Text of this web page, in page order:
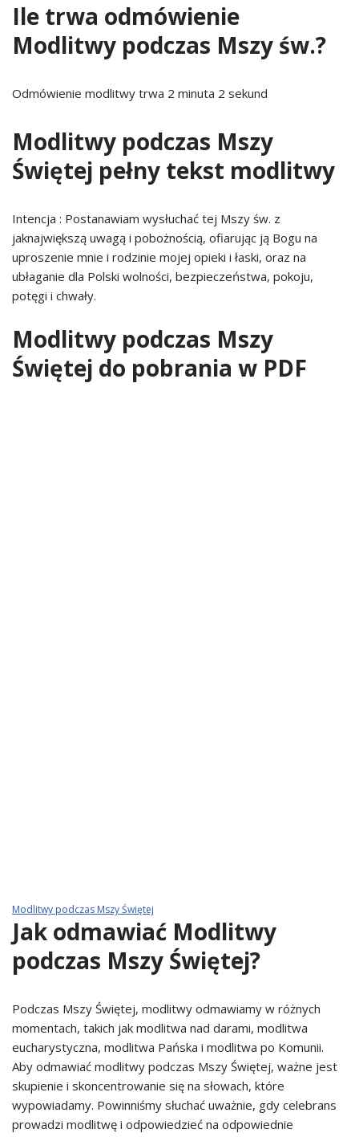
Ile trwa odmówienie
Modlitwy podczas Mszy św.?
Odmówienie modlitwy trwa 2 minuta 2 sekund
Modlitwy podczas Mszy
Świętej pełny tekst modlitwy
Intencja : Postanawiam wysłuchać tej Mszy św. z
jaknajwiększą uwagą i pobożnością, ofiarując ją Bogu na
uproszenie mnie i rodzinie mojej opieki i łaski, oraz na
ubłaganie dla Polski wolności, bezpieczeństwa, pokoju,
potęgi i chwały.
Modlitwy podczas Mszy
Świętej do pobrania w PDF
Modlitwy podczas Mszy Świętej
Jak odmawiać Modlitwy
podczas Mszy Świętej?
Podczas Mszy Świętej, modlitwy odmawiamy w różnych
momentach, takich jak modlitwa nad darami, modlitwa
eucharystyczna, modlitwa Pańska i modlitwa po Komunii.
Aby odmawiać modlitwy podczas Mszy Świętej, ważne jest
skupienie i skoncentrowanie się na słowach, które
wypowiadamy. Powinniśmy słuchać uważnie, gdy celebrans
prowadzi modlitwę i odpowiedzieć na odpowiednie